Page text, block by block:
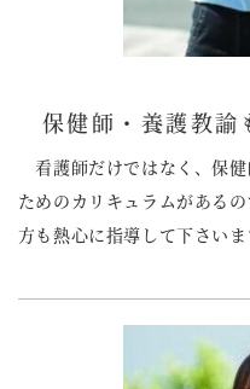
保健師・養護教諭
看護師だけではなく、保
ためのカリキュラムがある
方も熱心に指導して下さいま